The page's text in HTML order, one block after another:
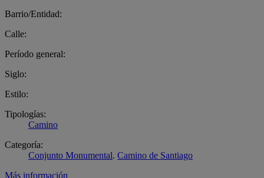
Barrio/Entidad:
Calle:
Período general:
Siglo:
Estilo:
Tipologías:
Camino
Categoría:
Conjunto Monumental. Camino de Santiago
Más información